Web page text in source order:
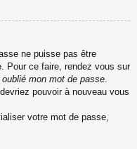
ne puisse pas être
Pour ce faire, rendez vous sur
oublié mon mot de passe.
pouvoir à nouveau vous
votre mot de passe,